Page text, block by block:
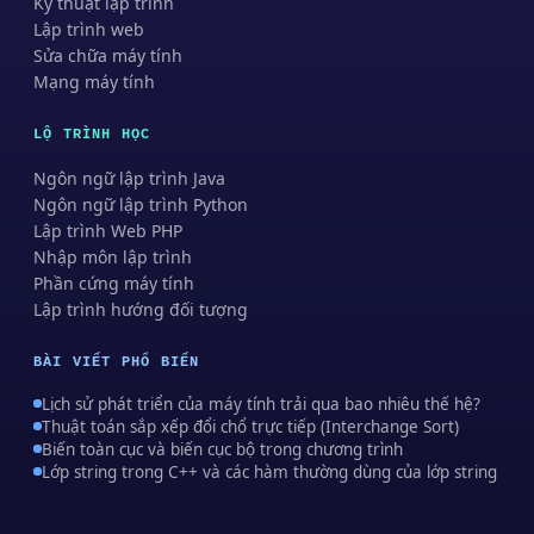
Lập trình web
Sửa chữa máy tính
Mạng máy tính
LỘ TRÌNH HỌC
Ngôn ngữ lập trình Java
Ngôn ngữ lập trình Python
Lập trình Web PHP
Nhập môn lập trình
Phần cứng máy tính
Lập trình hướng đối tượng
BÀI VIẾT PHỔ BIẾN
Lịch sử phát triển của máy tính trải qua bao nhiêu thế hệ?
Thuật toán sắp xếp đổi chổ trực tiếp (Interchange Sort)
Biến toàn cục và biến cục bộ trong chương trình
Lớp string trong C++ và các hàm thường dùng của lớp string